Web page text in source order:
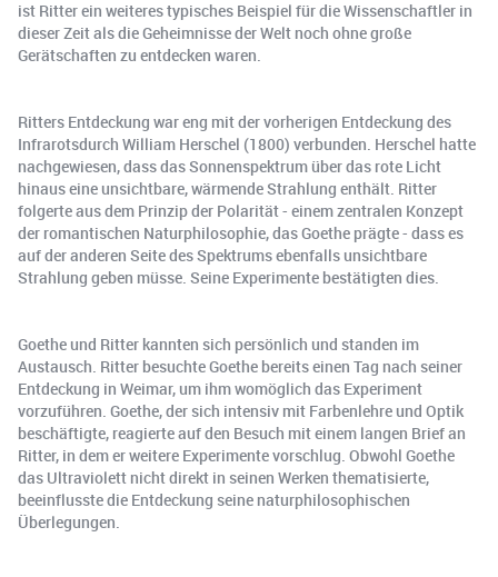
ist Ritter ein weiteres typisches Beispiel für die Wissenschaftler in
dieser Zeit als die Geheimnisse der Welt noch ohne große
Gerätschaften zu entdecken waren.
Ritters Entdeckung war eng mit der vorherigen Entdeckung des
Infrarotsdurch William Herschel (1800) verbunden. Herschel hatte
nachgewiesen, dass das Sonnenspektrum über das rote Licht
hinaus eine unsichtbare, wärmende Strahlung enthält. Ritter
folgerte aus dem Prinzip der Polarität - einem zentralen Konzept
der romantischen Naturphilosophie, das Goethe prägte - dass es
auf der anderen Seite des Spektrums ebenfalls unsichtbare
Strahlung geben müsse. Seine Experimente bestätigten dies.
Goethe und Ritter kannten sich persönlich und standen im
Austausch. Ritter besuchte Goethe bereits einen Tag nach seiner
Entdeckung in Weimar, um ihm womöglich das Experiment
vorzuführen. Goethe, der sich intensiv mit Farbenlehre und Optik
beschäftigte, reagierte auf den Besuch mit einem langen Brief an
Ritter, in dem er weitere Experimente vorschlug. Obwohl Goethe
das Ultraviolett nicht direkt in seinen Werken thematisierte,
beeinflusste die Entdeckung seine naturphilosophischen
Überlegungen.